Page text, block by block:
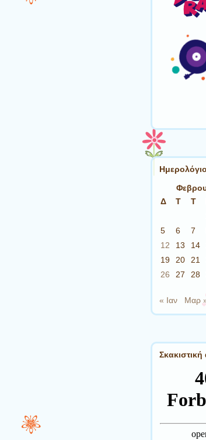
Ημερολόγιο
Δ
Τ Τ
5
6 7
12
13 14
19
20 21
26
27 28
« Ιαν Μαρ